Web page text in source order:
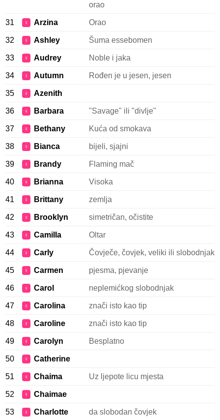
orao
31 ♀ Arzina Orao
32 ♀ Ashley Šuma essebomen
33 ♀ Audrey Noble i jaka
34 ♀ Autumn Rođen je u jesen, jesen
35 ♀ Azenith
36 ♀ Barbara "Savage" ili "divlje"
37 ♀ Bethany Kuća od smokava
38 ♀ Bianca bijeli, sjajni
39 ♀ Brandy Flaming mač
40 ♀ Brianna Visoka
41 ♀ Brittany zemlja
42 ♀ Brooklyn simetričan, očistite
43 ♀ Camilla Oltar
44 ♀ Carly Čovječe, čovjek, veliki ili slobodnjak
45 ♀ Carmen pjesma, pjevanje
46 ♀ Carol neplemićkog slobodnjak
47 ♀ Carolina znači isto kao tip
48 ♀ Caroline znači isto kao tip
49 ♀ Carolyn Besplatno
50 ♀ Catherine
51 ♀ Chaima Uz ljepote licu mjesta
52 ♀ Chaimae
53 ♀ Charlotte da slobodan čovjek